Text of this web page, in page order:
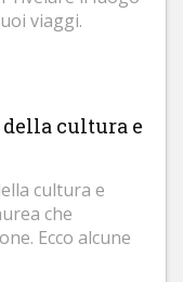
viaggi.
cultura e
cultura e
che
Ecco alcune